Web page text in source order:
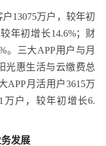
13075万户，较年初
年初增长14.6%；财
。三大APP用户与月
光惠生活与云缴费总
APP月活用户3615万
万户，较年初增长6.
发展